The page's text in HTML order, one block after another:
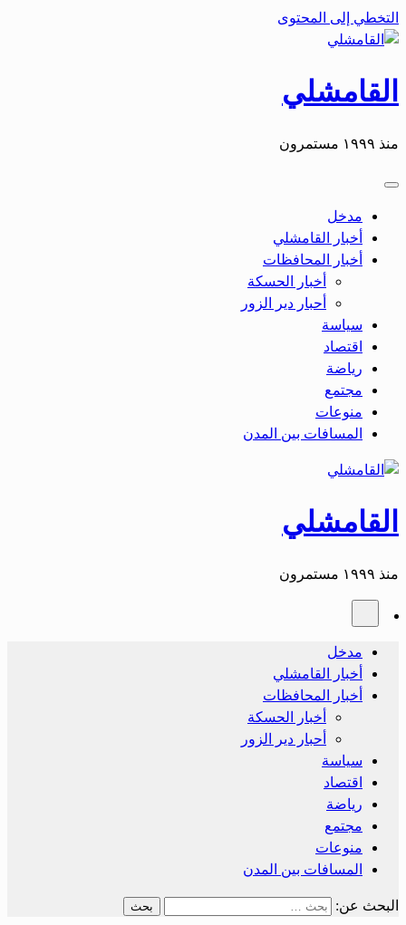
التخطي إلى المحتوى
القامشلي
منذ ١٩٩٩ مستمرون
مدخل
أخبار القامشلي
أخبار المحافظات
أخبار الحسكة
أحبار دير الزور
سياسة
اقتصاد
رياضة
مجتمع
منوعات
المسافات بين المدن
القامشلي
منذ ١٩٩٩ مستمرون
مدخل
أخبار القامشلي
أخبار المحافظات
أخبار الحسكة
أحبار دير الزور
سياسة
اقتصاد
رياضة
مجتمع
منوعات
المسافات بين المدن
البحث عن: